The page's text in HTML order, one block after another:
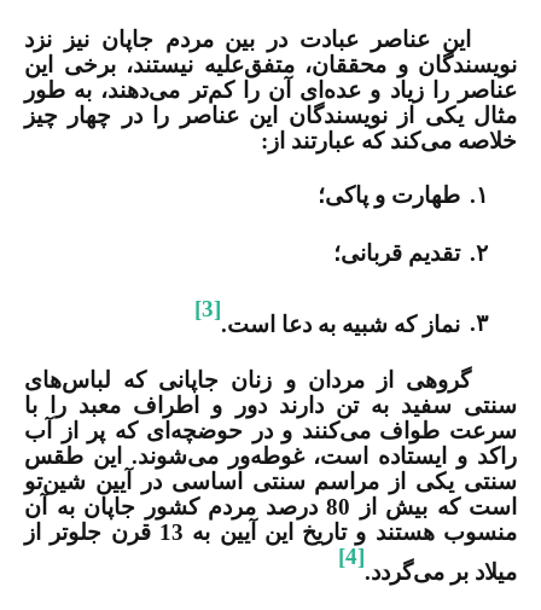
این عناصر عبادت در بین مردم جاپان نیز نزد
نویسندگان و محققان، متفق‌علیه نیستند، برخی این
عناصر را زیاد و عده‌ای آن را کم‌تر می‌دهند، به طور
مثال یکی از نویسندگان این عناصر را در چهار چیز
خلاصه می‌کند که عبارتند از:
۱. طهارت و پاکی؛
۲. تقدیم قربانی؛
۳. نماز که شبیه به دعا است.
[3]
گروهی از مردان و زنان جاپانی که لباس‌های
سنتی سفید به تن دارند دور و اطراف معبد را با
سرعت طواف می‌کنند و در حوضچه‌ای که پر از آب
راکد و ایستاده است، غوطه‌ور می‌شوند. این طقس
سنتی یکی از مراسم سنتی اساسی در آیین شینتو
است که بیش از 80 درصد مردم کشور جاپان به آن
منسوب هستند و تاریخ این آیین به 13 قرن جلوتر از
میلاد بر می‌گردد.
[4]